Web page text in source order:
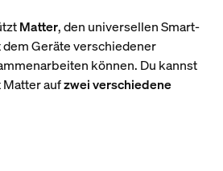
Matter, den universellen Smart-
Geräte verschiedener
können. Du kannst
aufzwei verschiedene